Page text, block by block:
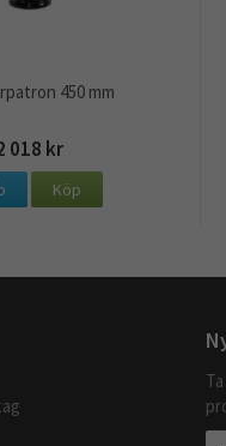
450 mm
018 kr
Köp